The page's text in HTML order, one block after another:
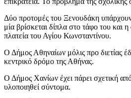
Δύο προτομές του Ξενουδάκη
μία βρίσκεται δίπλα στο τάφο του και
πλατεία του Αγίου Κωνσταντίνου.
Ο Δήμος Αθηναίων μόλις προ διετίας
κεντρικό δρόμο της Αθήνας.
Ο Δήμος Χανίων έχει πάρει σχετική
υλοποιηθεί σύντομα.